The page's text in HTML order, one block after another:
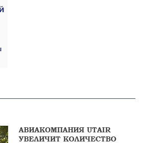
АВИАКОМПАНИЯ UTAIR
УВЕЛИЧИТ КОЛИЧЕСТВО